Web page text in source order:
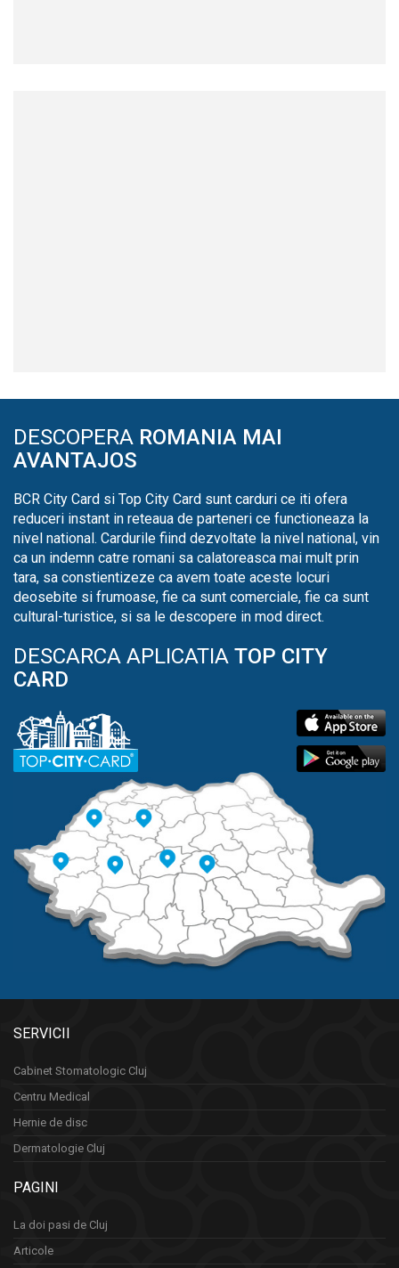
DESCOPERA ROMANIA MAI
AVANTAJOS
BCR City Card si Top City Card sunt carduri ce iti ofera
reduceri instant in reteaua de parteneri ce functioneaza la
nivel national. Cardurile fiind dezvoltate la nivel national, vin
ca un indemn catre romani sa calatoreasca mai mult prin
tara, sa constientizeze ca avem toate aceste locuri
deosebite si frumoase, fie ca sunt comerciale, fie ca sunt
cultural-turistice, si sa le descopere in mod direct.
DESCARCA APLICATIA TOP CITY
CARD
SERVICII
Cabinet Stomatologic Cluj
Centru Medical
Hernie de disc
Dermatologie Cluj
PAGINI
La doi pasi de Cluj
Articole